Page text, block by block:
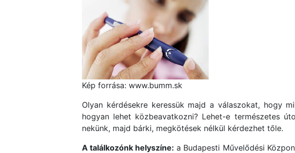
Kép forrása: www.bumm.sk
Olyan kérdésekre keressük majd a válaszokat, hogy
hogyan lehet közbeavatkozni? Lehet-e természetes
nekünk, majd bárki, megkötések nélkül kérdezhet tőle.
A találkozónk helyszíne: a Budapesti Művelődési